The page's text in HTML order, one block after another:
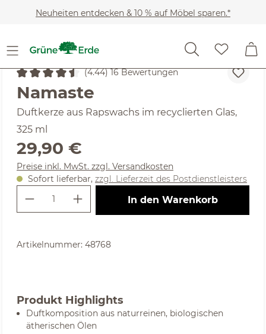
Zum Hauptinhalt springen
Neuheiten entdecken & 10 % auf Möbel sparen.*
Wohnaccessoires Kerzen & Kerzenhalter Duftkerzen
Durchschnittliche Bewertung von 4.44 von 5 Sternen
(4.44) 16 Bewertungen
Namaste
Duftkerze aus Rapswachs im recyclierten Glas,
325 ml
Regulärer Preis:
29,90 €
Preise inkl. MwSt. zzgl. Versandkosten
Sofort lieferbar, zzgl. Lieferzeit des Postdienstleisters
Produkt Anzahl: Gib den
In den Warenkorb
Artikelnummer: 48768
Produkt Highlights
Duftkomposition aus naturreinen, biologischen
ätherischen Ölen